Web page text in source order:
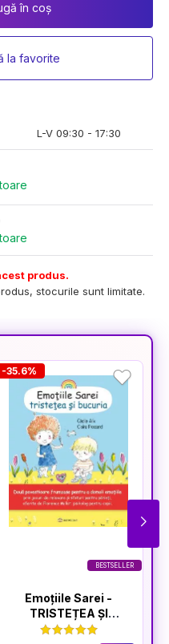
în coș
la favorite
L-V 09:30 - 17:30
produs.
stocurile sunt limitate.
BESTSELLER
-35.6%
Emoțiile Sarei -
TRISTEȚEA ȘI
BUCURIA